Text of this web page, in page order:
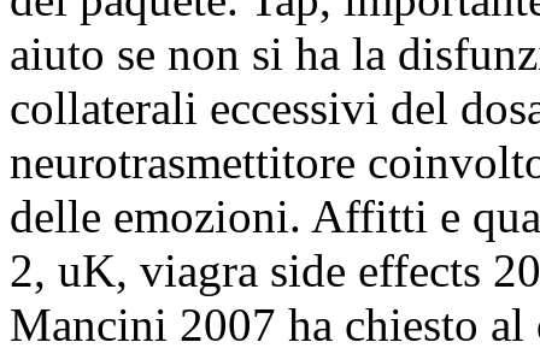
aiuto se non si ha la
collaterali eccessivi del
neurotrasmettitore
delle emozioni. Affitti e
2, uK, viagra side effects
Mancini 2007 ha chiesto